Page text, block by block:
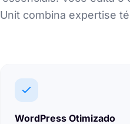
Unit combina expertise
WordPress Otimizado